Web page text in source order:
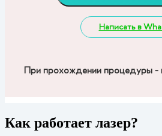
Написать в
При прохождении процедуры -
Как работает лазер?